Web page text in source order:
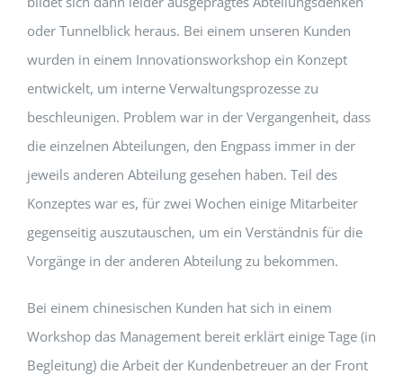
oder Tunnelblick heraus. Bei einem unseren Kunden
wurden in einem Innovationsworkshop ein Konzept
entwickelt, um interne Verwaltungsprozesse zu
beschleunigen. Problem war in der Vergangenheit, dass
die einzelnen Abteilungen, den Engpass immer in der
jeweils anderen Abteilung gesehen haben. Teil des
Konzeptes war es, für zwei Wochen einige Mitarbeiter
gegenseitig auszutauschen, um ein Verständnis für die
Vorgänge in der anderen Abteilung zu bekommen.
Bei einem chinesischen Kunden hat sich in einem
Workshop das Management bereit erklärt einige Tage (in
Begleitung) die Arbeit der Kundenbetreuer an der Front